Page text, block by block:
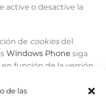
de las
active o desactive la
de cookiesdel
Windows Phone siga
función de la versión